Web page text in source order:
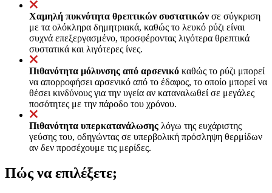
Χαμηλή πυκνότητα θρεπτικών συστατικών σε σύγκριση
με τα ολόκληρα δημητριακά, καθώς το λευκό ρύζι είναι
συχνά επεξεργασμένο, προσφέροντας λιγότερα θρεπτικά
συστατικά και λιγότερες ίνες.
Πιθανότητα μόλυνσης από αρσενικό καθώς το ρύζι μπορεί
να απορροφήσει αρσενικό από το έδαφος, το οποίο μπορεί να
θέσει κινδύνους για την υγεία αν καταναλωθεί σε μεγάλες
ποσότητες με την πάροδο του χρόνου.
Πιθανότητα υπερκατανάλωσης λόγω της ευχάριστης
γεύσης του, οδηγώντας σε υπερβολική πρόσληψη θερμίδων
αν δεν προσέχουμε τις μερίδες.
Πώς να επιλέξετε;